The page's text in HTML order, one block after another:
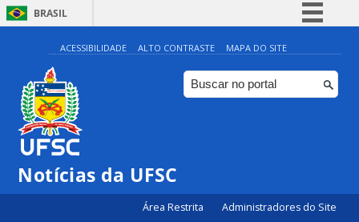
BRASIL
Simplifique!
Comunica BR
Participe
ACESSIBILIDADE ALTO CONTRASTE MAPA DO SITE
Notícias da UFSC
Área Restrita Administradores do Site